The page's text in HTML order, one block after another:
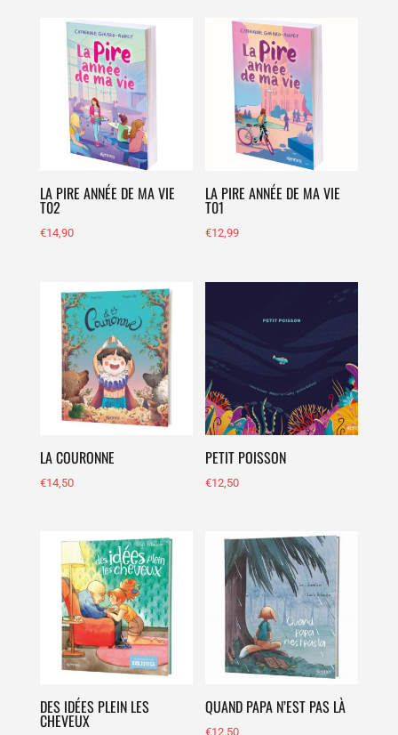
LA PIRE ANNÉE DE MA VIE
T02
€14,90
LA PIRE ANNÉE DE MA VIE
T01
€12,99
LA COURONNE
€14,50
PETIT POISSON
€12,50
DES IDÉES PLEIN LES
CHEVEUX
QUAND PAPA N’EST PAS LÀ
€12,50